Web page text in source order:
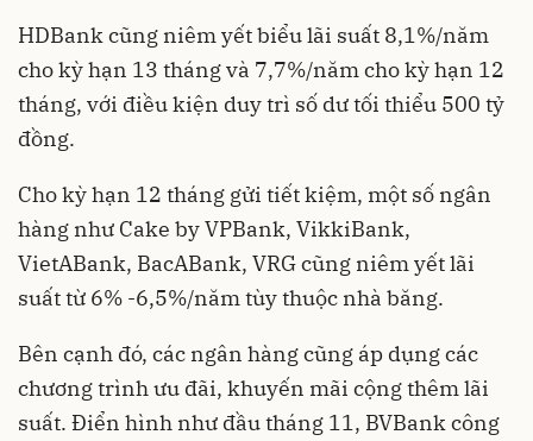
HDBank cũng niêm yết biểu lãi suất 8,1%/năm
cho kỳ hạn 13 tháng và 7,7%/năm cho kỳ hạn 12
tháng, với điều kiện duy trì số dư tối thiểu 500 tỷ
đồng.
Cho kỳ hạn 12 tháng gửi tiết kiệm, một số ngân
hàng như Cake by VPBank, VikkiBank,
VietABank, BacABank, VRG cũng niêm yết lãi
suất từ 6% -6,5%/năm tùy thuộc nhà băng.
Bên cạnh đó, các ngân hàng cũng áp dụng các
chương trình ưu đãi, khuyến mãi cộng thêm lãi
suất. Điển hình như đầu tháng 11, BVBank công